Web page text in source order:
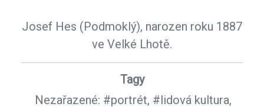
Josef Hes (Podmoklý), narozen roku 1887
ve Velké Lhotě.
Tagy
Nezařazené: #portrét, #lidová kultura,